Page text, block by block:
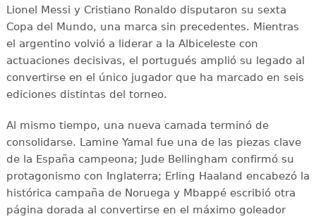
Lionel Messi y Cristiano Ronaldo disputaron su sexta
Copa del Mundo, una marca sin precedentes. Mientras
el argentino volvió a liderar a la Albiceleste con
actuaciones decisivas, el portugués amplió su legado al
convertirse en el único jugador que ha marcado en seis
ediciones distintas del torneo.
Al mismo tiempo, una nueva camada terminó de
consolidarse. Lamine Yamal fue una de las piezas clave
de la España campeona; Jude Bellingham confirmó su
protagonismo con Inglaterra; Erling Haaland encabezó la
histórica campaña de Noruega y Mbappé escribió otra
página dorada al convertirse en el máximo goleador